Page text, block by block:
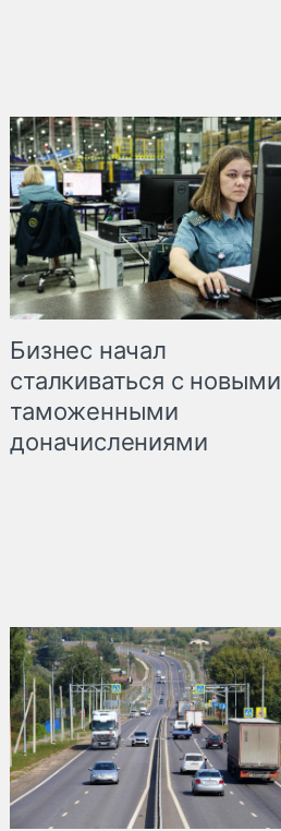
Бизнес начал
сталкиваться с новыми
таможенными
доначислениями